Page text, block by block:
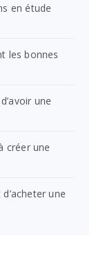
en étude
les bonnes
une
créer une
une